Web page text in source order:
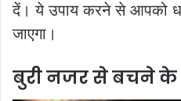
दें। ये उपाय करने से आपको
जाएगा।
बुरी नजर से बचने के